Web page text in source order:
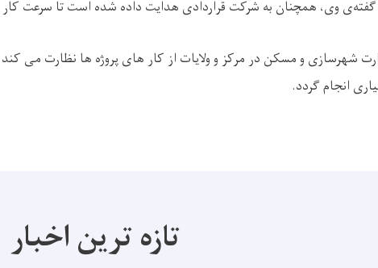
گفته‌ی وی، همچنان به شرکت قراردادی هدایت داده شده است تا سرعت
شهرسازی و مسکن در مرکز و ولایات از کار های پروژه ها نظارت می
انجام گردد.
تازه ترین اخبار